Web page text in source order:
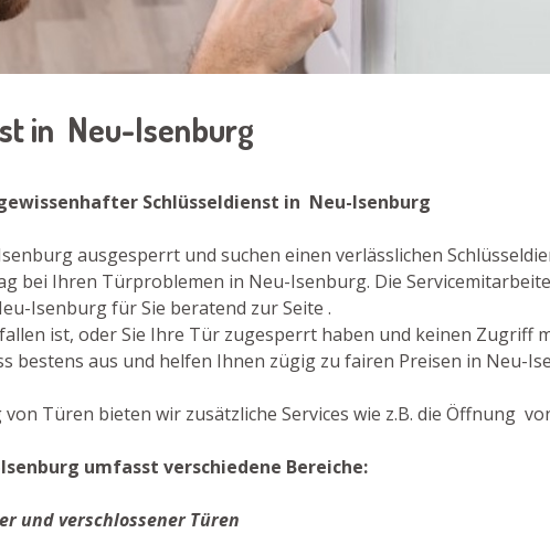
in Neu-Isenburg
Schlüsseldienst in Neu-Isenburg
ausgesperrt und suchen einen verlässlichen
bei Ihren Türproblemen in Neu-Isenburg. Die
Isenburg für Sie beratend zur Seite .
ist, oder Sie Ihre Tür zugesperrt haben und keinen Zugriff
bestens aus und helfen Ihnen zügig zu fairen Preisen in Neu-
Türen bieten wir zusätzliche Services wie z.B. die Öffnung
umfasst verschiedene Bereiche:
und verschlossener Türen